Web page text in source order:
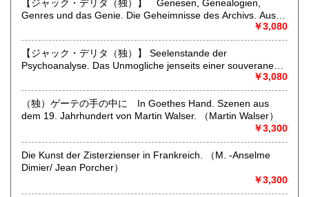
Specialities;
German and austrian old and rare books, published in
architecture, music, photography, dance, theater, natural
science, travel and decorative arts (books and prints).
沿線名：-
最寄駅：-
営業時間：出張に出ております際にはご対応が遅くなること
があります。小規模の経営体制です。ご理解いただけますよ
うお願いいたします。
定休日：-
Stand, W. G.5 7 13 14 15 20 23 28 29 32 37 38 40 4142 44
45 48 51 54 62 64 69 70 72 75 78 79 82 83 84 85 86 87 90
91 92 93 94 95 97 98 99 102 104 107 108 109 111 112 113
115 116 118 119 121 122 123 124 126 127 128 129 130
131 132 133 134 135 136 137 138 139 140 141 142
【ジャック・デリタ（独）】 Genesen, Genealogien,
Genres und das Genie. Die Geheimnisse des Archivs. Aus
dem Franzosischen von Markus Sedlaczek. Herausgegeben
￥3,080
【ジャック・デリタ（独）】 Seelenstande der
Psychoanalyse. Das Unmogliche jenseits einer souveranen
Sorbonne in Paris. Aus dem Franzosischen von Hans- Dieter
Gondek. （Jacques Derrida）
￥3,080
（独）ゲーテの手の中に In Goethes Hand. Szenen aus
dem 19. Jahrhundert von Martin Walser. （Martin Walser）
￥3,300
Die Kunst der Zisterzienser in Frankreich. （M. -Anselme
Dimier/ Jean Porcher）
￥3,300